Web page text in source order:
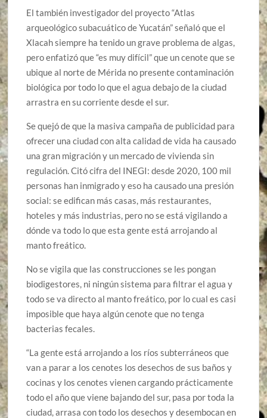
El también investigador del proyecto “Atlas
arqueológico subacuático de Yucatán” señaló que el
Xlacah siempre ha tenido un grave problema de algas,
pero enfatizó que “es muy difícil” que un cenote que se
ubique al norte de Mérida no presente contaminación
biológica por todo lo que el agua debajo de la ciudad
arrastra en su corriente desde el sur.
Se quejó de que la masiva campaña de publicidad para
ofrecer una ciudad con alta calidad de vida ha causado
una gran migración y un mercado de vivienda sin
regulación. Citó cifra del INEGI: desde 2020, 100 mil
personas han inmigrado y eso ha causado una presión
social: se edifican más casas, más restaurantes,
hoteles y más industrias, pero no se está vigilando a
dónde va todo lo que esta gente está arrojando al
manto freático.
No se vigila que las construcciones se les pongan
biodigestores, ni ningún sistema para filtrar el agua y
todo se va directo al manto freático, por lo cual es casi
imposible que haya algún cenote que no tenga
bacterias fecales.
“La gente está arrojando a los ríos subterráneos que
van a parar a los cenotes los desechos de sus baños y
cocinas y los cenotes vienen cargando prácticamente
todo el año que viene bajando del sur, pasa por toda la
ciudad, arrasa con todo los desechos y desembocan en